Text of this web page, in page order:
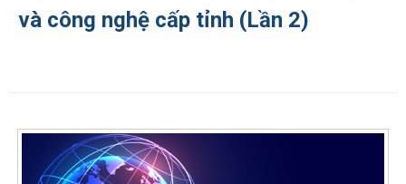
và công nghệ cấp tỉnh (Lần 2)